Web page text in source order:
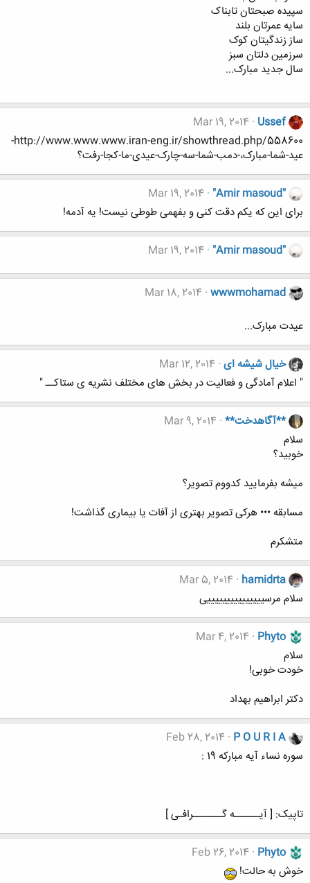
سپیده صبحتان تابناک
سایه عمرتان بلند
ساز زندگیتان کوک
سرزمین دلتان سبز
سال جدید مبارک...
Ussef
Mar 19, 2014
http://www.www.www.iran-eng.ir/showthread.php/558600-
عید-شما-مبارک،-دمب-شما-سه-چارک-عیدی-ما-کجا-رفت؟
"Amir masoud"
Mar 19, 2014
برای این که یکم دقت کنی و بفهمی طوطی نیست! یه آدمه!
"Amir masoud"
Mar 19, 2014
wwwmohamad
Mar 18, 2014
عیدت مبارک...
خیال شیشه ای Mar 12, 2014
" اعلام آمادگی و فعالیت در بخش های مختلف نشریه ی ستاکــ "
**آگاهدخت** Mar 9, 2014
سلام
خوبید؟
میشه بفرمایید کدووم تصویر؟
مسابقه ••• هرکی تصویر بهتری از آفات یا بیماری گذاشت!
متشکرم
hamidrta
Mar 5, 2014
سلام مرسیییییییییییییییی
Phyto
Mar 4, 2014
سلام
خودت خوبی!
دکتر ابراهیم بهداد
P O U R I A
Feb 28, 2014
سوره نساء آیه مبارکه 19 :
تاپیک: [ آیــــــه گـــــــرافـی ]
Phyto
Feb 26, 2014
خوش به حالت!